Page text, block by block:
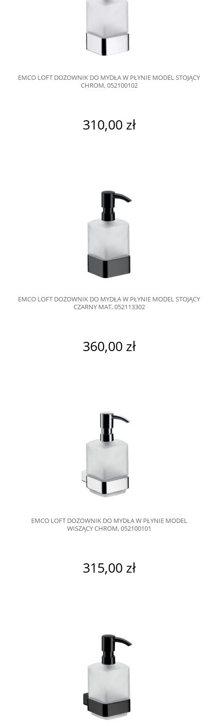
EMCO LOFT DOZOWNIK DO MYDŁA W PŁYNIE MODEL STOJĄCY
CHROM, 052100102
310,00 zł
EMCO LOFT DOZOWNIK DO MYDŁA W PŁYNIE MODEL STOJĄCY
CZARNY MAT, 052113302
360,00 zł
EMCO LOFT DOZOWNIK DO MYDŁA W PŁYNIE MODEL
WISZĄCY CHROM, 052100101
315,00 zł